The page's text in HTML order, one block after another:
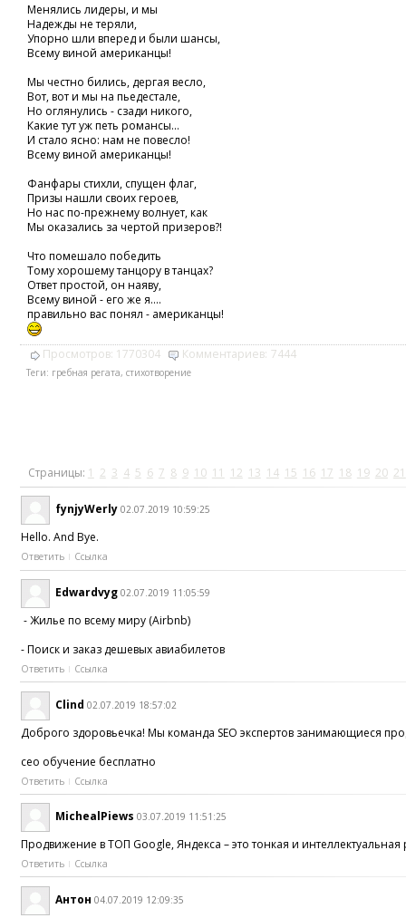
Менялись лидеры, и мы
Надежды не теряли,
Упорно шли вперед и были шансы,
Всему виной американцы!
Мы честно бились, дергая весло,
Вот, вот и мы на пьедестале,
Но оглянулись - сзади никого,
Какие тут уж петь романсы...
И стало ясно: нам не повесло!
Всему виной американцы!
Фанфары стихли, спущен флаг,
Призы нашли своих героев,
Но нас по-прежнему волнует, как
Мы оказались за чертой призеров?!
Что помешало победить
Тому хорошему танцору в танцах?
Ответ простой, он наяву,
Всему виной - его же я....
правильно вас понял - американцы!
Просмотров: 1770304 Комментариев: 7444
Теги: гребная регата, стихотворение
Страницы: 1 2 3 4 5 6 7 8 9 10 11 12 13 14 15 16 17 18 19 20 21
fynjyWerly 02.07.2019 10:59:25
Hello. And Bye.
Ответить Ссылка
Edwardvyg 02.07.2019 11:05:59
- Жилье по всему миру (Airbnb)
- Поиск и заказ дешевых авиабилетов
Ответить Ссылка
Clind 02.07.2019 18:57:02
Доброго здоровьечка! Мы команда SEO экспертов занимающиеся
сео обучение бесплатно
Ответить Ссылка
MichealPiews 03.07.2019 11:51:25
Продвижение в ТОП Google, Яндекса – это тонкая и
Ответить Ссылка
Антон 04.07.2019 12:09:35